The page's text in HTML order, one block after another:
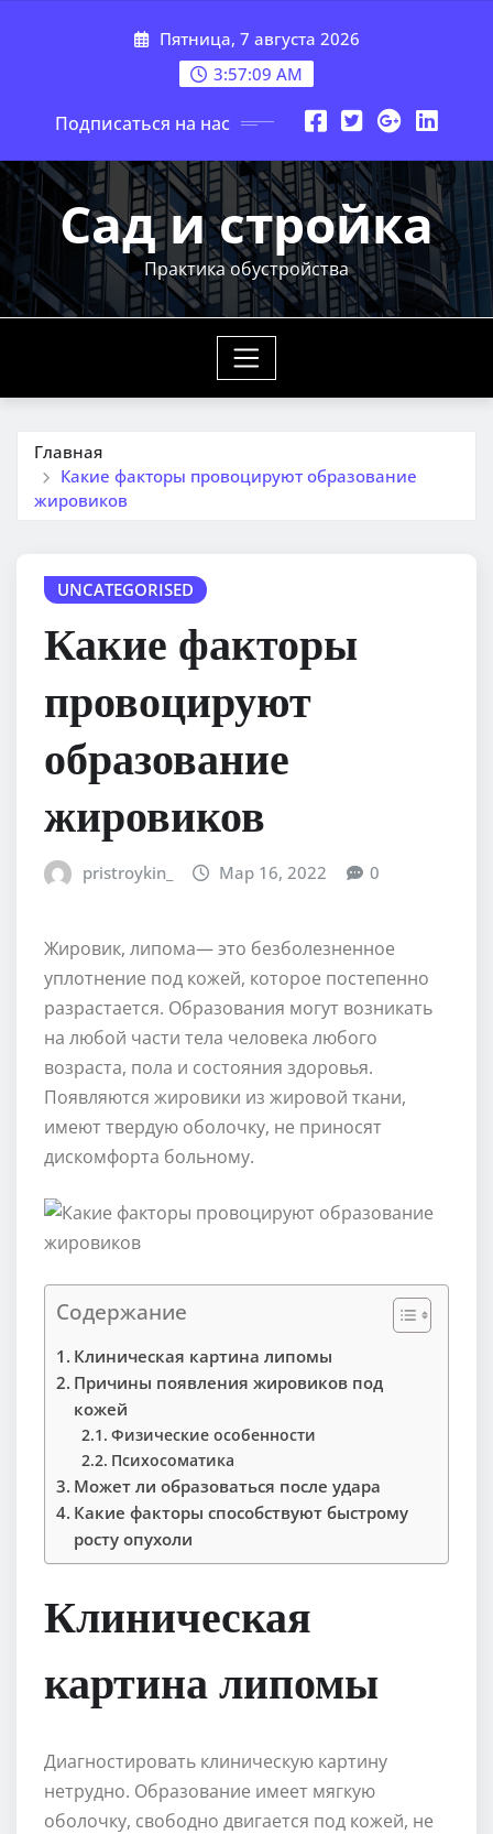
Пятница, 7 августа 2026
3:57:10 AM
Подписаться на нас
Сад и стройка
Практика обустройства
Главная
Какие факторы провоцируют образование
жировиков
UNCATEGORISED
Какие факторы
провоцируют
образование
жировиков
pristroykin_ Мар 16, 2022 0
Жировик, липома— это безболезненное
уплотнение под кожей, которое постепенно
разрастается. Образования могут возникать
на любой части тела человека любого
возраста, пола и состояния здоровья.
Появляются жировики из жировой ткани,
имеют твердую оболочку, не приносят
дискомфорта больному.
Содержание
Клиническая картина липомы
Причины появления жировиков под
кожей
Физические особенности
Психосоматика
Может ли образоваться после удара
Какие факторы способствуют быстрому
росту опухоли
Клиническая
картина липомы
Диагностировать клиническую картину
нетрудно. Образование имеет мягкую
оболочку, свободно двигается под кожей, не